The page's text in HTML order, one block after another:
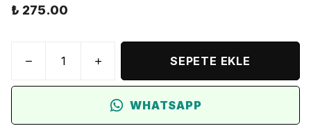
₺ 275.00
SEPETE EKLE
WHATSAPP